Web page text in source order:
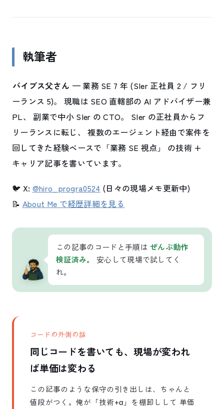
執筆者
バイブス父さん — 業務 SE 7 年 (SIer 正社員 2 / フリ
ーランス 5)。 現職は SEO 直轄部の AI アドバイザー兼
PL、 副業で中小 SIer の CTO。 SIer の正社員からフ
リーランスに転じ、 複数のエージェント経由で案件を
回してきた経験ベースで「業務 SE 視点」 の技術 +
キャリア記事を書いています。
🐦 X: @hiro_progra0524 (日々の現場メモ更新中)
📝 About Me で経歴詳細を見る
この記事のコードと手順はぜんぶ動作
検証済み。 安心して現場で試してく
れ。
コードの外側の話
同じコードを書いても、現場が変われ
ば単価は変わる
この記事のような保守の引き出しは、ちゃんと
値段がつく。俺が「技術+α」を棚卸しして 単価